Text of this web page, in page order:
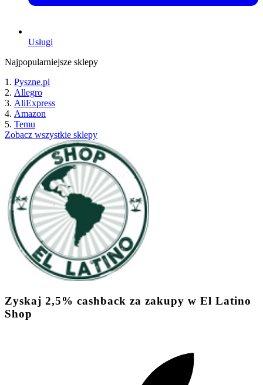
Usługi
Najpopularniejsze sklepy
Pyszne.pl
Allegro
AliExpress
Amazon
Temu
Zobacz wszystkie sklepy
Zyskaj 2,5% cashback za zakupy w El Latino
Shop